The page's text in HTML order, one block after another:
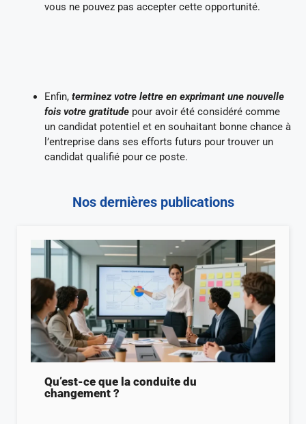
vous ne pouvez pas accepter cette opportunité.
Enfin, terminez votre lettre en exprimant une nouvelle
fois votre gratitude pour avoir été considéré comme
un candidat potentiel et en souhaitant bonne chance à
l’entreprise dans ses efforts futurs pour trouver un
candidat qualifié pour ce poste.
Nos dernières publications
Qu’est-ce que la conduite du
changement ?